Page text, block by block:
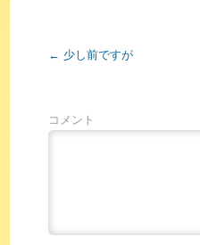
← 少し前ですが
コメント